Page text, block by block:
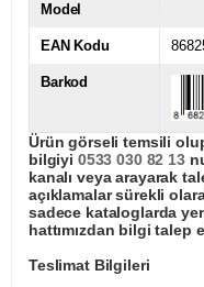
Model
EAN Kodu
Barkod
Ürün görseli temsili
bilgiyi 0533 030 82 13
kanalı veya arayarak
açıklamalar sürekli
sadece kataloglarda
hattımızdan bilgi talep
Teslimat Bilgileri